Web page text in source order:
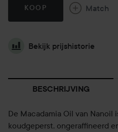
KOOP Match
Bekijk prijshistorie
BESCHRIJVING
De Macadamia Oil van Nanoil
koudgeperst, ongeraffineerd